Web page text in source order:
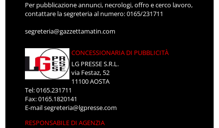
Per pubblicazione annunci, necrologi, offro e cerco lavoro,
contattare la segreteria al numero: 0165/231711
segreteria@gazzettamatin.com
CONCESSIONARIA DI PUBBLICITÀ
LG PRESSE S.R.L.
via Festaz, 52
11100 AOSTA
Tel: 0165.231711
Fax: 0165.1820141
E-mailsegreteria@lgpresse.com
RESPONSABILE DI AGENZIA